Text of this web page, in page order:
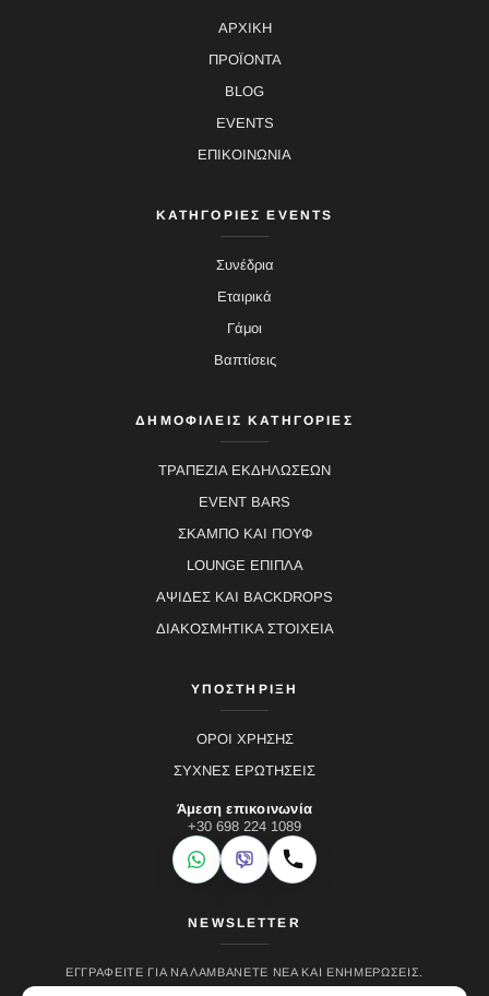
ΑΡΧΙΚΗ
ΠΡΟΪΟΝΤΑ
BLOG
EVENTS
ΕΠΙΚΟΙΝΩΝΙΑ
ΚΑΤΗΓΟΡΙΕΣ EVENTS
Συνέδρια
Εταιρικά
Γάμοι
Βαπτίσεις
ΔΗΜΟΦΙΛΕΙΣ ΚΑΤΗΓΟΡΙΕΣ
ΤΡΑΠΕΖΙΑ ΕΚΔΗΛΩΣΕΩΝ
EVENT BARS
ΣΚΑΜΠΟ ΚΑΙ ΠΟΥΦ
LOUNGE ΕΠΙΠΛΑ
ΑΨΙΔΕΣ ΚΑΙ BACKDROPS
ΔΙΑΚΟΣΜΗΤΙΚΑ ΣΤΟΙΧΕΙΑ
ΥΠΟΣΤΗΡΙΞΗ
ΟΡΟΙ ΧΡΗΣΗΣ
ΣΥΧΝΕΣ ΕΡΩΤΗΣΕΙΣ
Άμεση επικοινωνία
+30 698 224 1089
WhatsApp
Viber Κλήση
NEWSLETTER
ΕΓΓΡΑΦΕΊΤΕ ΓΙΑ ΝΑ ΛΑΜΒΆΝΕΤΕ ΝΈΑ ΚΑΙ ΕΝΗΜΕΡΏΣΕΙΣ.